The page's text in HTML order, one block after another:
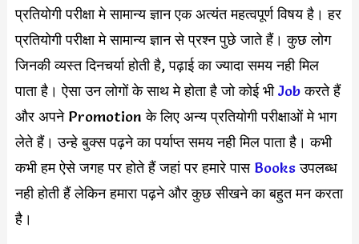
प्रतियोगी परीक्षा मे सामान्य ज्ञान एक अत्यंत महत्वपूर्ण विषय है। हर
प्रतियोगी परीक्षा मे सामान्य ज्ञान से प्रश्न पुछे जाते हैं। कुछ लोग
जिनकी व्यस्त दिनचर्या होती है, पढ़ाई का ज्यादा समय नही मिल
पाता है। ऐसा उन लोगों के साथ मे होता है जो कोई भीJobकरते हैं
और अपने Promotion के लिए अन्य प्रतियोगी परीक्षाओं मे भाग
लेते हैं। उन्हे बुक्स पढ़ने का पर्याप्त समय नही मिल पाता है। कभी
कभी हम ऐसे जगह पर होते हैं जहां पर हमारे पास Booksउपलब्ध
नही होती हैं लेकिन हमारा पढ़ने और कुछ सीखने का बहुत मन करता
है।